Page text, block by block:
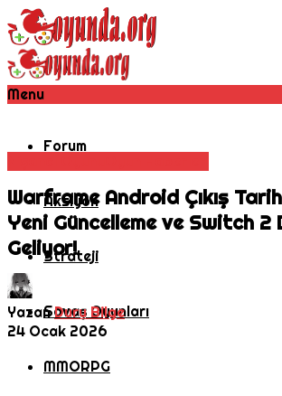
Menu
Forum
Aksiyon
Strateji
Savaş Oyunları
MMORPG
Warframe Android Çıkış
Yeni Güncelleme ve Switch 2
Geliyor!
YazanDuru Bilge
24 Ocak 2026